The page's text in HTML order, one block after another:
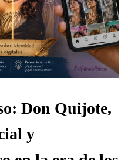
Don Quijote,
y